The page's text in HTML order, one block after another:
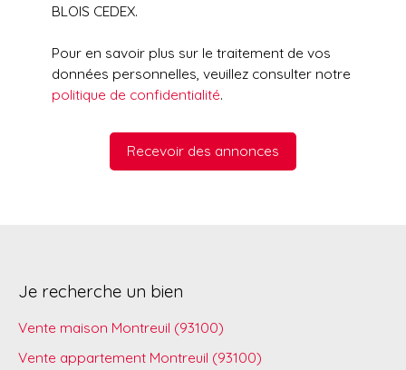
BLOIS CEDEX.
Pour en savoir plus sur le traitement de vos
données personnelles, veuillez consulter notre
politique de confidentialité.
Recevoir des annonces
Je recherche un bien
Vente maison Montreuil (93100)
Vente appartement Montreuil (93100)